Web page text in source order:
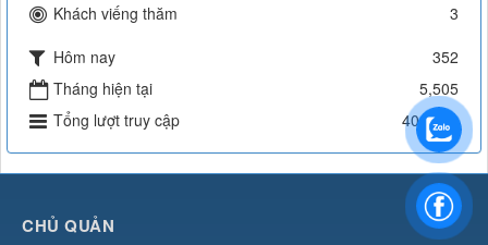
Khách viếng thăm
3
Hôm nay
352
Tháng hiện tại
5,505
Tổng lượt truy cập
401,590
CHỦ QUẢN